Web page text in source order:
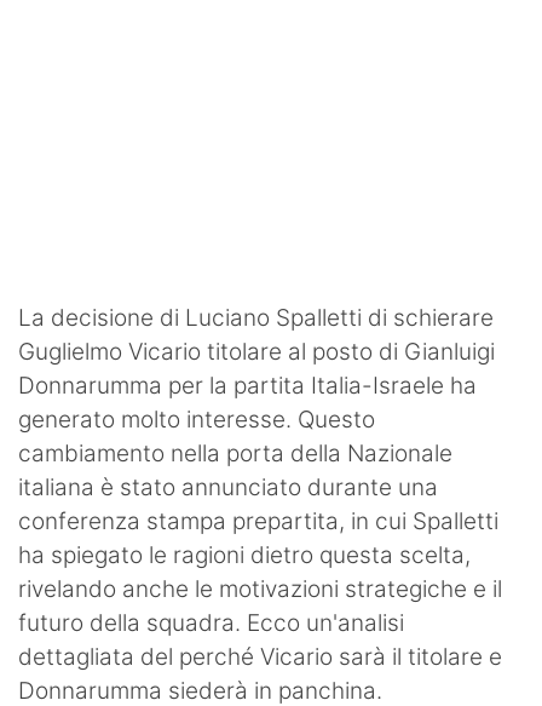
La decisione di Luciano Spalletti di schierare
Guglielmo Vicario titolare al posto di Gianluigi
Donnarumma per la partita Italia-Israele ha
generato molto interesse. Questo
cambiamento nella porta della Nazionale
italiana è stato annunciato durante una
conferenza stampa prepartita, in cui Spalletti
ha spiegato le ragioni dietro questa scelta,
rivelando anche le motivazioni strategiche e il
futuro della squadra. Ecco un'analisi
dettagliata del perché Vicario sarà il titolare e
Donnarumma siederà in panchina.